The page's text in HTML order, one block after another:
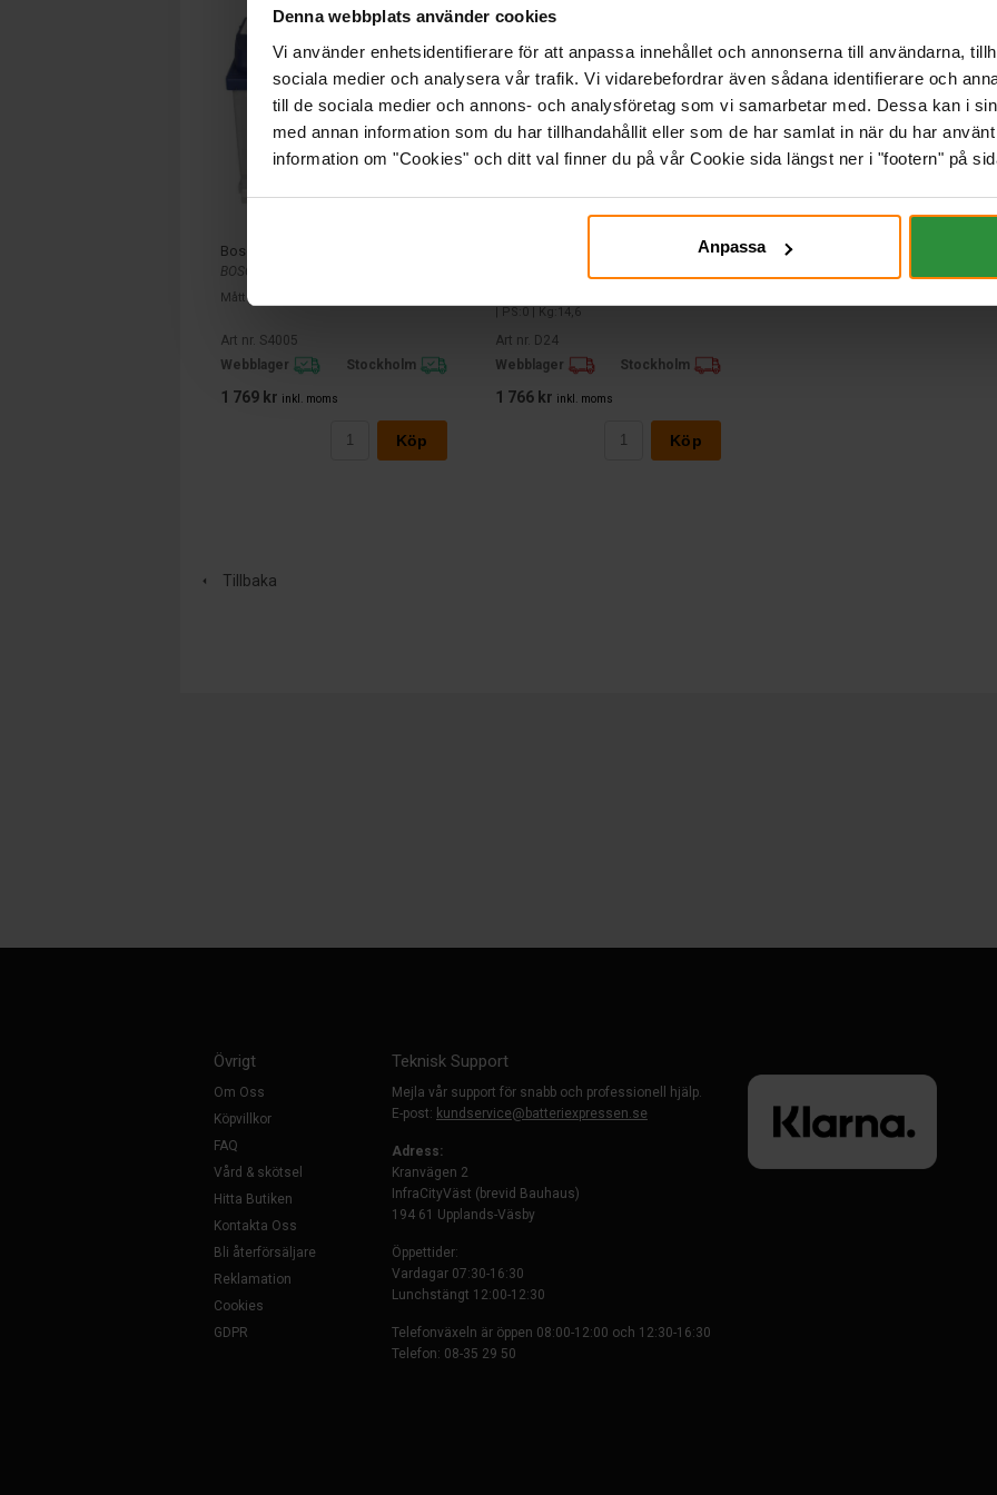
Denna webbplats använder cookies
Vi använder enhetsidentifierare för att anpassa innehållet och annonserna till användarna,
sociala medier och analysera vår trafik. Vi vidarebefordrar även sådana identifierare och
till de sociala medier och annons- och analysföretag som vi samarbetar med. Dessa kan i
med annan information som du har tillhandahållit eller som de har samlat in när du har
information om "Cookies" och ditt val finner du på vår Cookie sida längst ner i "footern" på
Anpassa
Bosch S4 12v 60Ah S4005
BOSCH
Mått (mm) L= 242 B= 175 H= 190
Art nr. S4005
Webblager
Stockholm
1 769 kr inkl. moms
Köp
Varta Blue Dynamic 12v 60Ah D24
| PS:0 | Kg:14,6
Art nr. D24
Webblager
Stockholm
1 766 kr inkl. moms
Köp
Tillbaka
Övrigt
Om Oss
Köpvillkor
FAQ
Vård & skötsel
Hitta Butiken
Kontakta Oss
Bli återförsäljare
Reklamation
Cookies
GDPR
Teknisk Support
Mejla vår support för snabb och professionell hjälp.
E-post: kundservice@batteriexpressen.se
Adress:
Kranvägen 2
InfraCityVäst (brevid Bauhaus)
194 61 Upplands-Väsby
Öppettider:
Vardagar 07:30-16:30
Lunchstängt 12:00-12:30
Telefonväxeln är öppen 08:00-12:00 och 12:30-16:30
Telefon: 08-35 29 50